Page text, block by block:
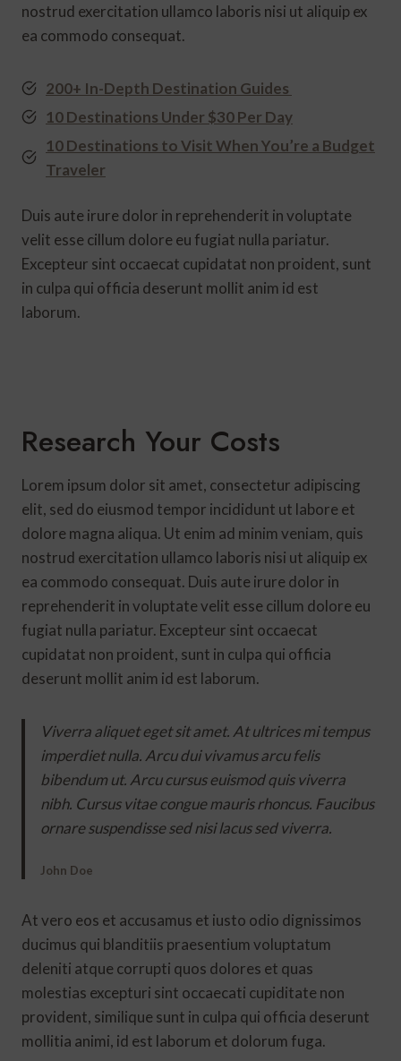
nostrud exercitation ullamco laboris nisi ut aliquip ex
ea commodo consequat.
200+ In-Depth Destination Guides
10 Destinations Under $30 Per Day
10 Destinations to Visit When You’re a Budget
Traveler
Duis aute irure dolor in reprehenderit in voluptate
velit esse cillum dolore eu fugiat nulla pariatur.
Excepteur sint occaecat cupidatat non proident, sunt
in culpa qui officia deserunt mollit anim id est
laborum.
Research Your Costs
Lorem ipsum dolor sit amet, consectetur adipiscing
elit, sed do eiusmod tempor incididunt ut labore et
dolore magna aliqua. Ut enim ad minim veniam, quis
nostrud exercitation ullamco laboris nisi ut aliquip ex
ea commodo consequat. Duis aute irure dolor in
reprehenderit in voluptate velit esse cillum dolore eu
fugiat nulla pariatur. Excepteur sint occaecat
cupidatat non proident, sunt in culpa qui officia
deserunt mollit anim id est laborum.
Viverra aliquet eget sit amet. At ultrices mi tempus
imperdiet nulla. Arcu dui vivamus arcu felis
bibendum ut. Arcu cursus euismod quis viverra
nibh. Cursus vitae congue mauris rhoncus. Faucibus
ornare suspendisse sed nisi lacus sed viverra.
John Doe
At vero eos et accusamus et iusto odio dignissimos
ducimus qui blanditiis praesentium voluptatum
deleniti atque corrupti quos dolores et quas
molestias excepturi sint occaecati cupiditate non
provident, similique sunt in culpa qui officia deserunt
mollitia animi, id est laborum et dolorum fuga.